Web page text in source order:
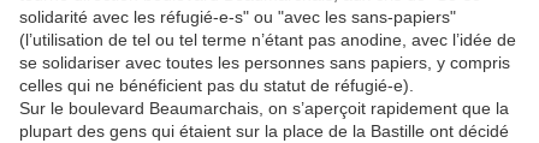
solidarité avec les réfugié-e-s" ou "avec les sans-papiers"
(l’utilisation de tel ou tel terme n’étant pas anodine, avec l’idée de
se solidariser avec toutes les personnes sans papiers, y compris
celles qui ne bénéficient pas du statut de réfugié-e).
Sur le boulevard Beaumarchais, on s’aperçoit rapidement que la
plupart des gens qui étaient sur la place de la Bastille ont décidé